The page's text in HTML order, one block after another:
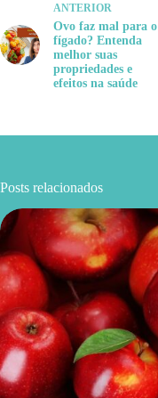
ANTERIOR
Ovo faz mal para o
fígado? Entenda
melhor suas
propriedades e
efeitos na saúde
Posts relacionados